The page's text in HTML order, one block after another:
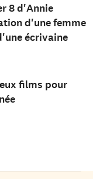
8 d'Annie
d'une femme
écrivaine
films pour